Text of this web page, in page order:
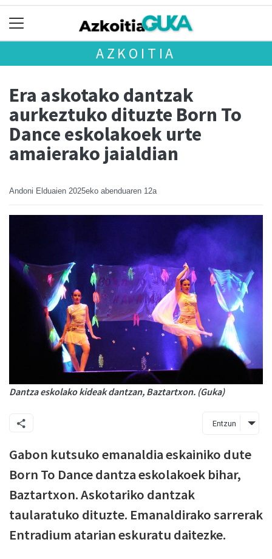
AZKOITIA
Era askotako dantzak
aurkeztuko dituzte Born To
Dance eskolakoek urte
amaierako jaialdian
Andoni Elduaien 2025eko abenduaren 12a
Dantza eskolako kideak dantzan, Baztartxon. (Guka)
Entzun
Gabon kutsuko emanaldia eskainiko dute
Born To Dance dantza eskolakoek bihar,
Baztartxon. Askotariko dantzak
taularatuko dituzte. Emanaldirako sarrerak
Entradium atarian eskuratu daitezke.